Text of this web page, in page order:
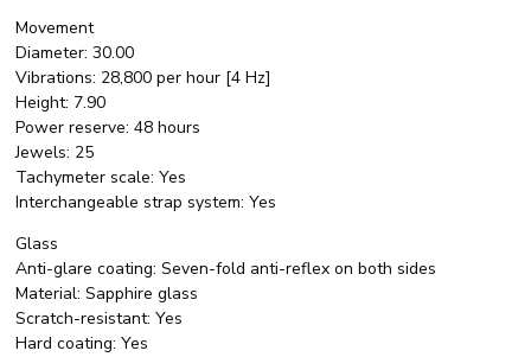
Movement
Diameter: 30.00
Vibrations: 28,800 per hour [4 Hz]
Height: 7.90
Power reserve: 48 hours
Jewels: 25
Tachymeter scale: Yes
Interchangeable strap system: Yes
Glass
Anti-glare coating: Seven-fold anti-reflex on both sides
Material: Sapphire glass
Scratch-resistant: Yes
Hard coating: Yes